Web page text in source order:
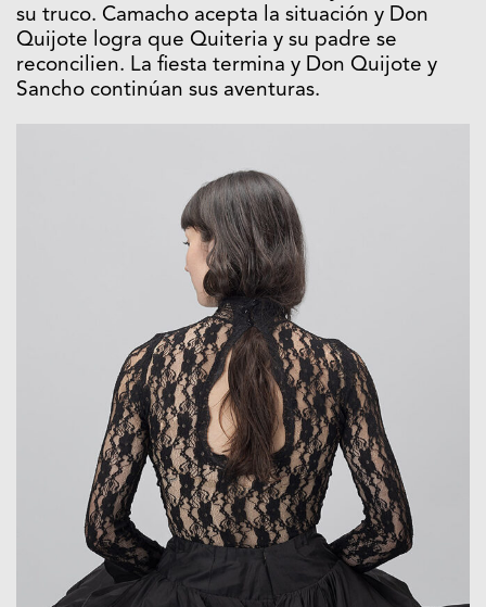
su truco. Camacho acepta la situación y Don
Quijote logra que Quiteria y su padre se
reconcilien. La fiesta termina y Don Quijote y
Sancho continúan sus aventuras.